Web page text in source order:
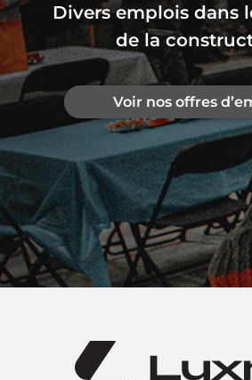
Divers emplois dans
de la
Voir nos offres